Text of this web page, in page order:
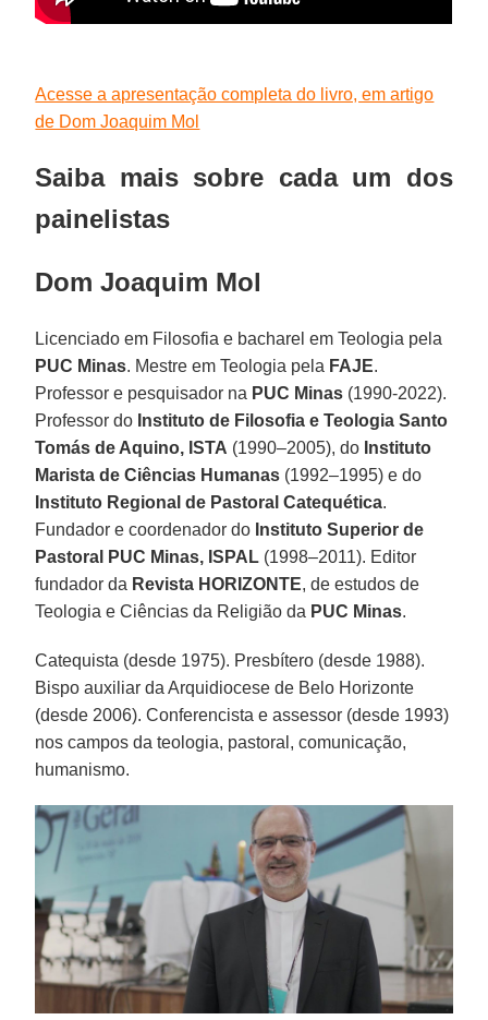
Acesse a apresentação completa do livro, em artigo
de Dom Joaquim Mol
Saiba mais sobre cada um dos
painelistas
Dom Joaquim Mol
Licenciado em Filosofia e bacharel em Teologia pela
PUC Minas. Mestre em Teologia pela FAJE.
Professor e pesquisador na PUC Minas (1990-2022).
Professor do Instituto de Filosofia e Teologia Santo
Tomás de Aquino, ISTA (1990–2005), do Instituto
Marista de Ciências Humanas (1992–1995) e do
Instituto Regional de Pastoral Catequética.
Fundador e coordenador do Instituto Superior de
Pastoral PUC Minas, ISPAL (1998–2011). Editor
fundador da Revista HORIZONTE, de estudos de
Teologia e Ciências da Religião da PUC Minas.
Catequista (desde 1975). Presbítero (desde 1988).
Bispo auxiliar da Arquidiocese de Belo Horizonte
(desde 2006). Conferencista e assessor (desde 1993)
nos campos da teologia, pastoral, comunicação,
humanismo.